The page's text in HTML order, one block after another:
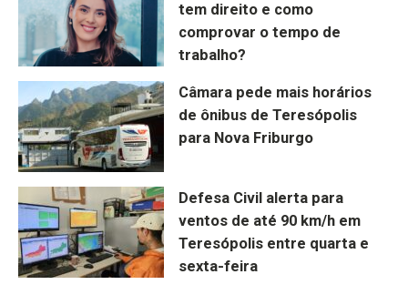
tem direito e como
comprovar o tempo de
trabalho?
Câmara pede mais horários
de ônibus de Teresópolis
para Nova Friburgo
Defesa Civil alerta para
ventos de até 90 km/h em
Teresópolis entre quarta e
sexta-feira